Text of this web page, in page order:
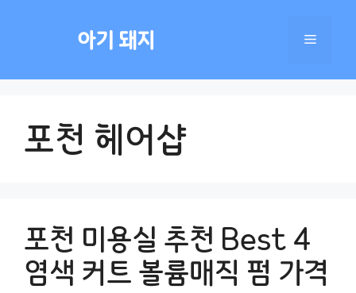
아기 돼지 메
포천 헤어샵
포천 미용실 추천 Best 4
염색 커트 볼륨매직 펌 가격